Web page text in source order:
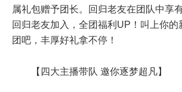
属礼包赠予团长。回归老友在团队中享
回归老友加入，全团福利UP！叫上你的
团吧，丰厚好礼拿不停！
【四大主播带队 邀你逐梦超凡】